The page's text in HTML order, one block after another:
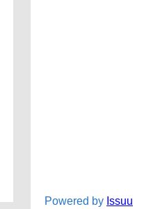
Powered by Issuu